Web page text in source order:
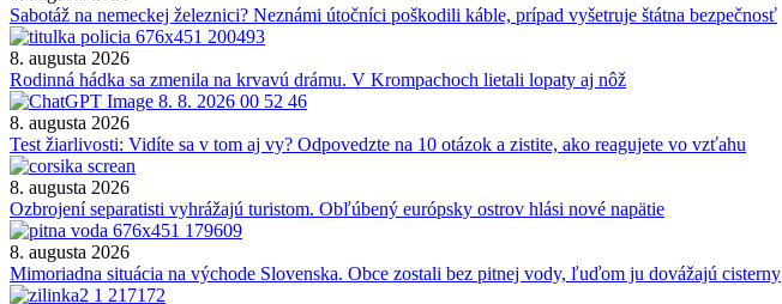
Sabotáž na nemeckej železnici? Neznámi útočníci poškodili káble, prípad vyšetruje štátna bezpečnosť
8. augusta 2026
Rodinná hádka sa zmenila na krvavú drámu. V Krompachoch lietali lopaty aj nôž
8. augusta 2026
Test žiarlivosti: Vidíte sa v tom aj vy? Odpovedzte na 10 otázok a zistite, ako reagujete vo vzťahu
8. augusta 2026
Ozbrojení separatisti vyhrážajú turistom. Obľúbený európsky ostrov hlási nové napätie
8. augusta 2026
Mimoriadna situácia na východe Slovenska. Obce zostali bez pitnej vody, ľuďom ju dovážajú cisterny